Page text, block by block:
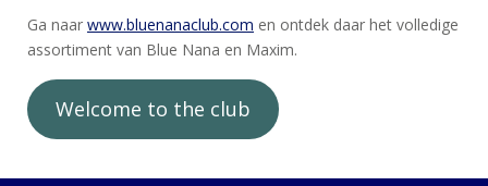
Ga naar www.bluenanaclub.com en ontdek daar het volledige
assortiment van Blue Nana en Maxim.
Welcome to the club